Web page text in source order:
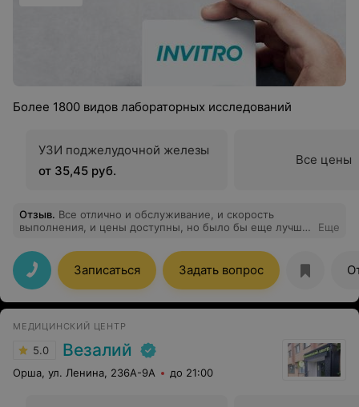
Более 1800 видов лабораторных исследований
УЗИ поджелудочной железы
от 35,45 руб.
Все цены
Отзыв. Все отлично и обслуживание, и скорость
выполнения, и цены доступны, но было бы еще лучше,
Еще
Записаться Задать вопрос
МЕДИЦИНСКИЙ ЦЕНТР
5.0 Везалий
Орша, ул. Ленина, 236А-9А до 21:00